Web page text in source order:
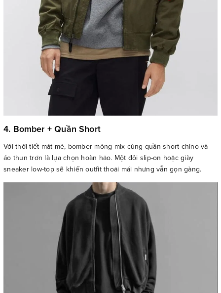
4. Bomber + Quần Short
Với thời tiết mát mẻ, bomber mỏng mix cùng quần short chino và
áo thun trơn là lựa chọn hoàn hảo. Một đôi slip-on hoặc giày
sneaker low-top sẽ khiến outfit thoải mái nhưng vẫn gọn gàng.